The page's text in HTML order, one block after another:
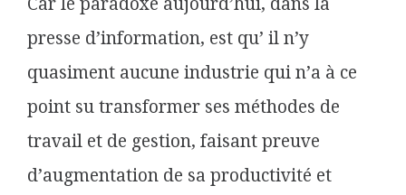
presse d’information, est qu’ il n’y
quasiment aucune industrie qui n’a à ce
point su transformer ses méthodes de
travail et de gestion, faisant preuve
d’augmentation de sa productivité et